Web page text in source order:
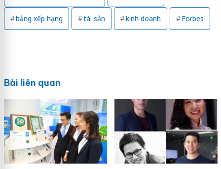
bảng xếp hạng tài sản kinh doanh Forbes
Bài liên quan